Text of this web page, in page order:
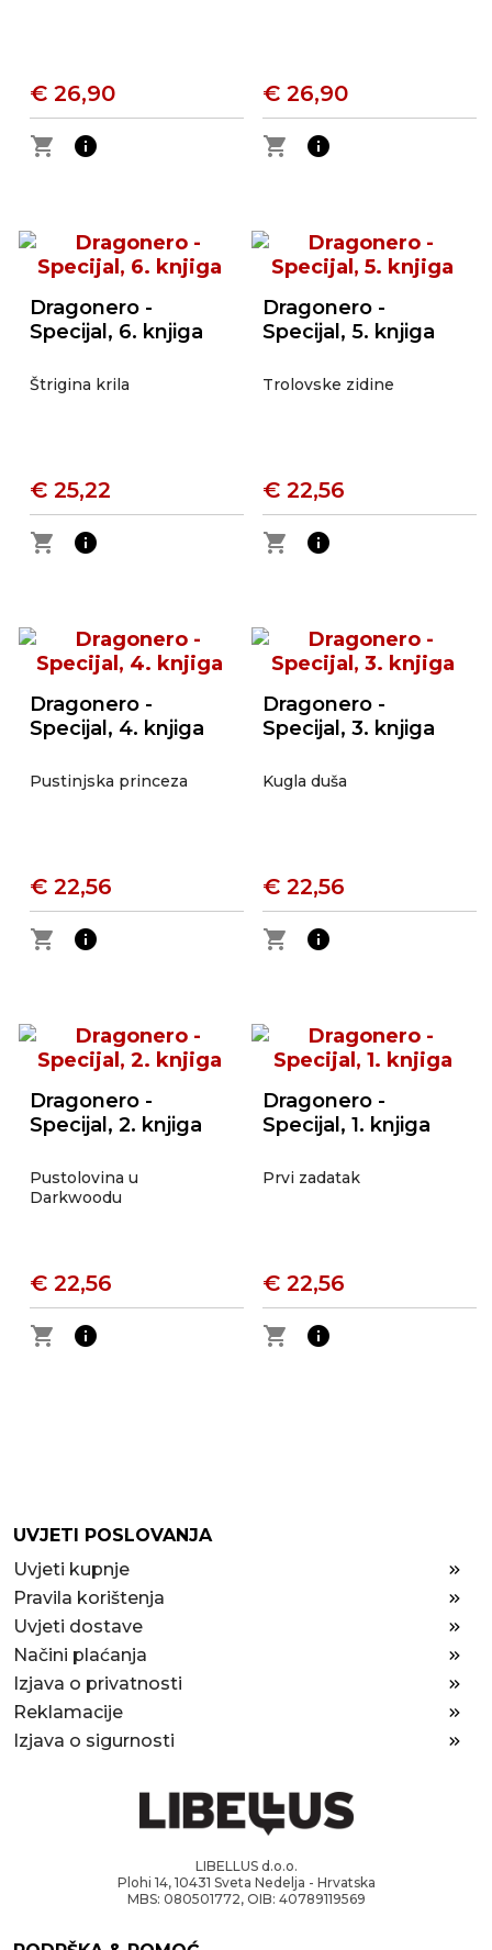
€ 26,90
shopping_cart
info
€ 26,90
shopping_cart
info
Dragonero -
Specijal, 6. knjiga
Štrigina krila
€ 25,22
shopping_cart
info
Dragonero -
Specijal, 5. knjiga
Trolovske zidine
€ 22,56
shopping_cart
info
Dragonero -
Specijal, 4. knjiga
Pustinjska princeza
€ 22,56
shopping_cart
info
Dragonero -
Specijal, 3. knjiga
Kugla duša
€ 22,56
shopping_cart
info
Dragonero -
Specijal, 2. knjiga
Pustolovina u
Darkwoodu
€ 22,56
shopping_cart
info
Dragonero -
Specijal, 1. knjiga
Prvi zadatak
€ 22,56
shopping_cart
info
UVJETI POSLOVANJA
Uvjeti kupnje
Pravila korištenja
Uvjeti dostave
Načini plaćanja
Izjava o privatnosti
Reklamacije
Izjava o sigurnosti
LIBELLUS d.o.o.
Plohi 14, 10431 Sveta Nedelja - Hrvatska
MBS: 080501772, OIB: 40789119569